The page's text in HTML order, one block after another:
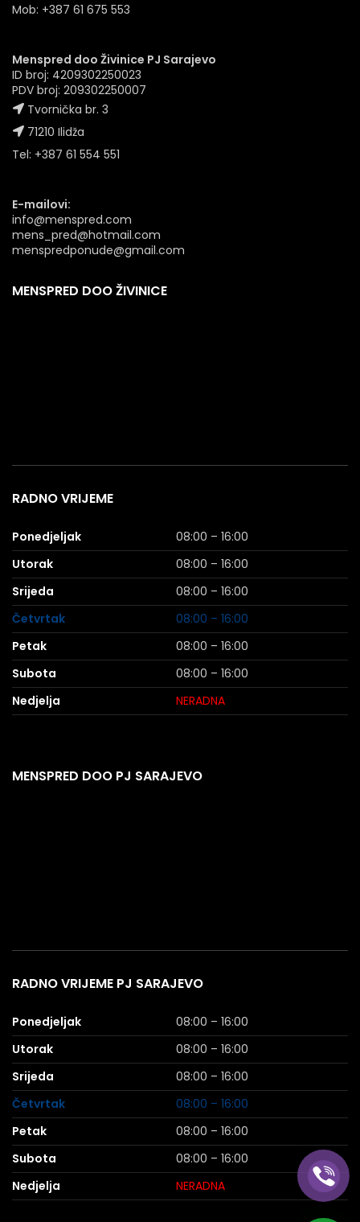
Mob: +387 61 675 553
Menspred doo Živinice PJ Sarajevo
ID broj: 4209302250023
PDV broj: 209302250007
Tvornička br. 3
71210 Ilidža
Tel: +387 61 554 551
E-mailovi:
info@menspred.com
mens_pred@hotmail.com
menspredponude@gmail.com
MENSPRED DOO ŽIVINICE
RADNO VRIJEME
Ponedjeljak
08:00 – 16:00
Utorak
08:00 – 16:00
Srijeda
08:00 – 16:00
Četvrtak
08:00 – 16:00
Petak
08:00 – 16:00
Subota
08:00 – 16:00
Nedjelja
NERADNA
MENSPRED DOO PJ SARAJEVO
RADNO VRIJEME PJ SARAJEVO
Ponedjeljak
08:00 – 16:00
Utorak
08:00 – 16:00
Srijeda
08:00 – 16:00
Četvrtak
08:00 – 16:00
Petak
08:00 – 16:00
Subota
08:00 – 16:00
Nedjelja
NERADNA